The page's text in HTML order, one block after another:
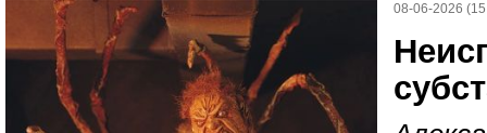
08-06-2026